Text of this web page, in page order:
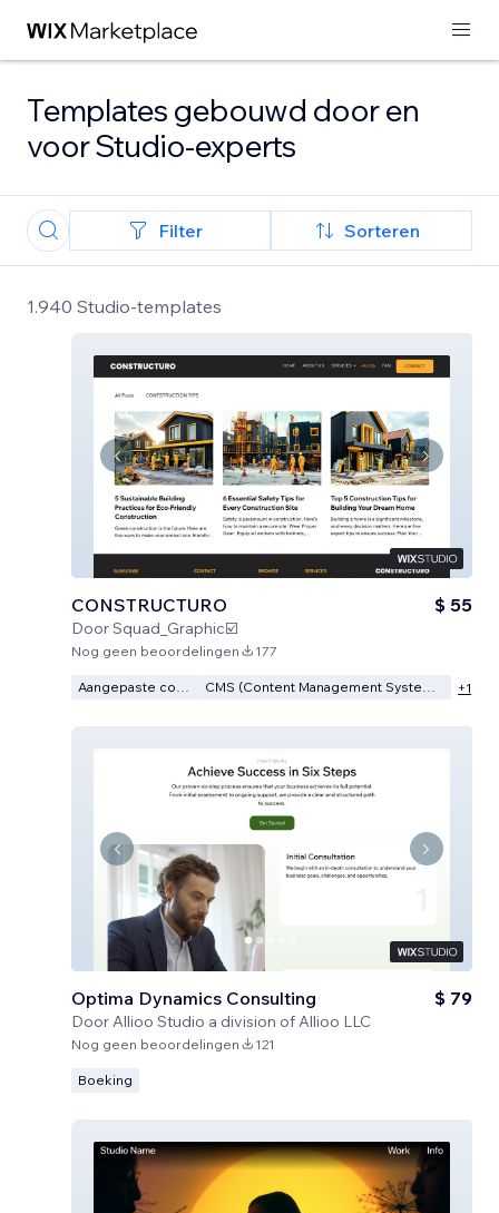
Templates gebouwd door en
voor Studio-experts
Filter Sorteren
1.940 Studio-templates
CONSTRUCTURO
DoorSquad_Graphic☑️
$ 55
Nog geen beoordelingen 177
Aangepaste code CMS (Content Management Systeem) +1
Optima Dynamics Consulting
DoorAllioo Studio a division of Allioo LLC
$ 79
Nog geen beoordelingen 121
Boeking